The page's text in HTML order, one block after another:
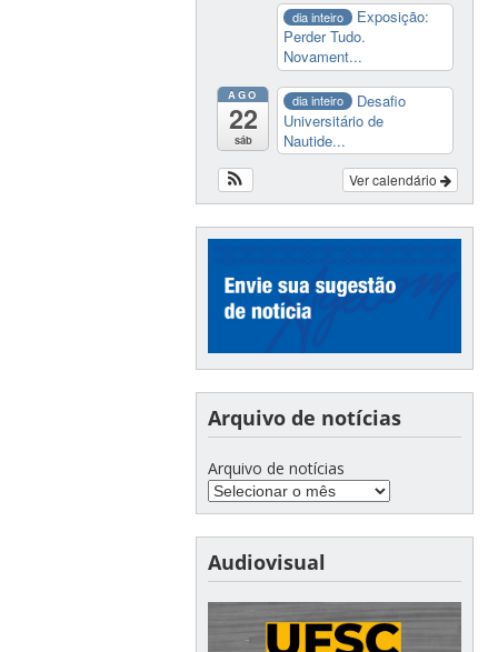
dia inteiro
Exposição:
Perder Tudo.
Novament...
AGO
22
sáb
dia inteiro
Desafio
Universitário de
Nautide...
Ver calendário
Arquivo de notícias
Arquivo de notícias
Audiovisual